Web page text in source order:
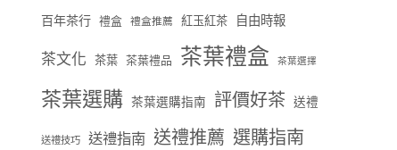
百年茶行 禮盒 禮盒推薦 紅玉紅茶 自由時報
茶文化 茶葉 茶葉禮品 茶葉禮盒 茶葉選擇
茶葉選購 茶葉選購指南 評價好茶 送禮
送禮技巧 送禮指南 送禮推薦 選購指南